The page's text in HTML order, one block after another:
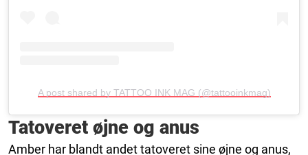
A post shared by TATTOO INK MAG (@tattooinkmag)
Tatoveret øjne og anus
Amber har blandt andet tatoveret sine øjne og anus,